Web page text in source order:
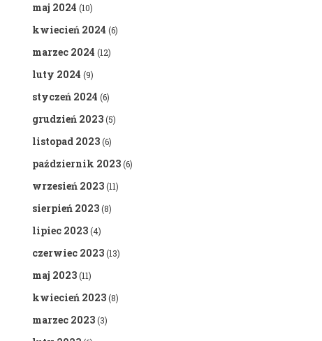
maj 2024 (10)
kwiecień 2024 (6)
marzec 2024 (12)
luty 2024 (9)
styczeń 2024 (6)
grudzień 2023(5)
listopad 2023(6)
październik 2023(6)
wrzesień 2023(11)
sierpień 2023(8)
lipiec 2023(4)
czerwiec 2023(13)
maj 2023(11)
kwiecień 2023(8)
marzec 2023(3)